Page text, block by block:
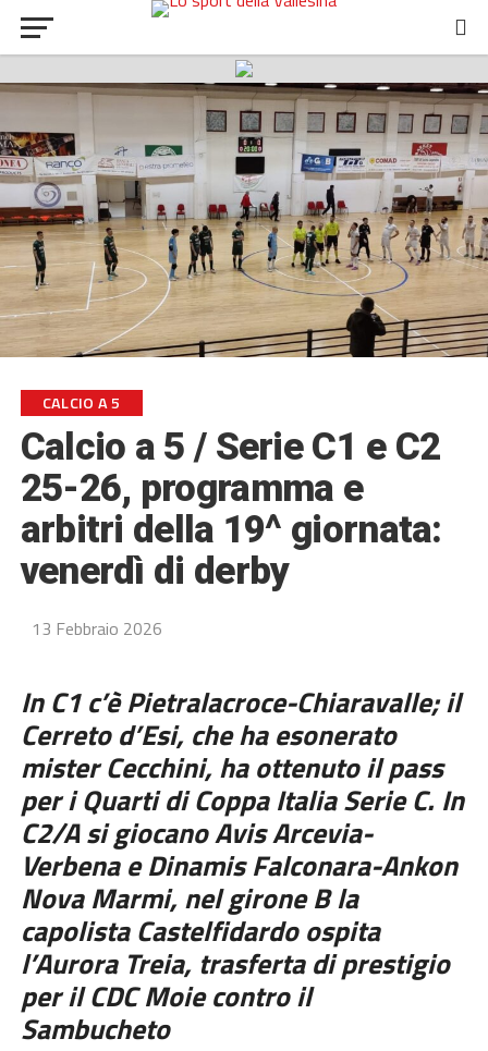
CALCIO A 5
Calcio a 5 / Serie C1 e C2
25-26, programma e
arbitri della 19^ giornata:
venerdì di derby
13 Febbraio 2026
In C1 c’è Pietralacroce-Chiaravalle; il
Cerreto d’Esi, che ha esonerato
mister Cecchini, ha ottenuto il pass
per i Quarti di Coppa Italia Serie C. In
C2/A si giocano Avis Arcevia-
Verbena e Dinamis Falconara-Ankon
Nova Marmi, nel girone B la
capolista Castelfidardo ospita
l’Aurora Treia, trasferta di prestigio
per il CDC Moie contro il
Sambucheto